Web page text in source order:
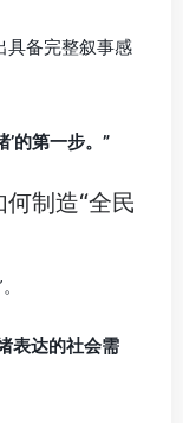
具备完整叙事感
’的第一步。”
制造“全民
表达的社会需